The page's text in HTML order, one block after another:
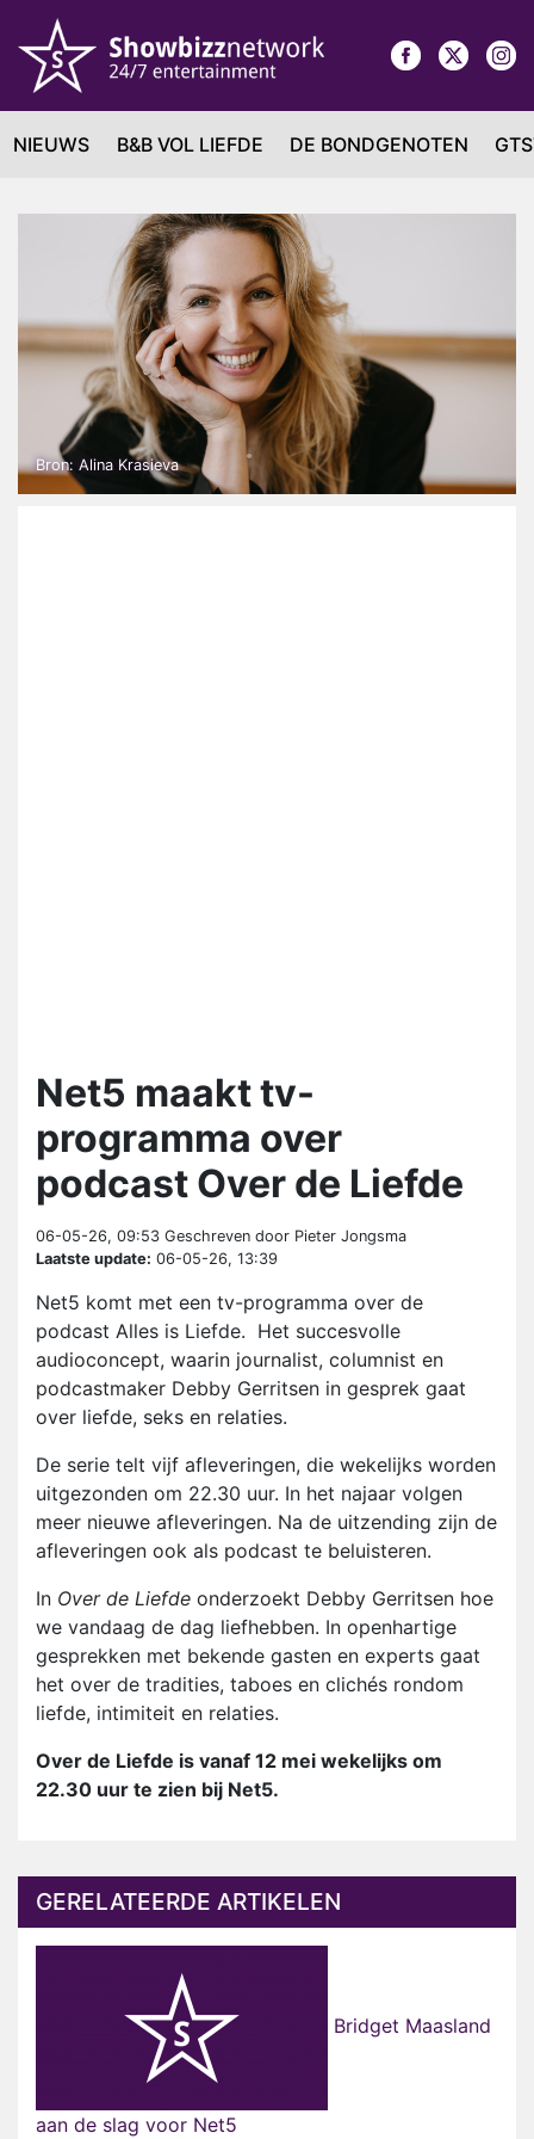
NIEUWS B&B VOL LIEFDE DE BONDGENOTEN
Bron: Alina Krasieva
Net5 maakt tv-
programma over
podcast Over de Liefde
06-05-26, 09:53 Geschreven door Pieter Jongsma
Laatste update: 06-05-26, 13:39
Net5 komt met een tv-programma over de
podcast Alles is Liefde. Het succesvolle
audioconcept, waarin journalist, columnist en
podcastmaker Debby Gerritsen in gesprek gaat
over liefde, seks en relaties.
De serie telt vijf afleveringen, die wekelijks worden
uitgezonden om 22.30 uur. In het najaar volgen
meer nieuwe afleveringen. Na de uitzending zijn de
afleveringen ook als podcast te beluisteren.
In Over de Liefde onderzoekt Debby Gerritsen hoe
we vandaag de dag liefhebben. In openhartige
gesprekken met bekende gasten en experts gaat
het over de tradities, taboes en clichés rondom
liefde, intimiteit en relaties.
Over de Liefde is vanaf 12 mei wekelijks om
22.30 uur te zien bij Net5.
GERELATEERDE ARTIKELEN
Bridget Maasland
aan de slag voor Net5